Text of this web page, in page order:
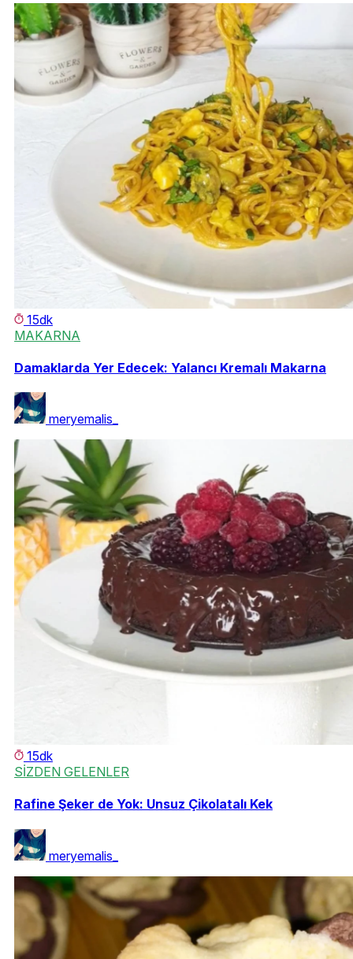
15dk
MAKARNA
Damaklarda Yer Edecek: Yalancı Kremalı Makarna
meryemalis_
15dk
SİZDEN GELENLER
Rafine Şeker de Yok: Unsuz Çikolatalı Kek
meryemalis_